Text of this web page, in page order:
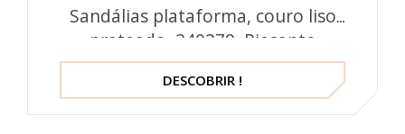
Sandálias plataforma, couro liso
prateado, 240279, Piesanto
DESCOBRIR !